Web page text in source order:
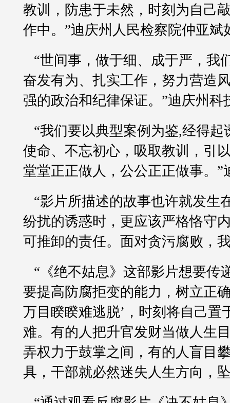
教训，防患于未然，时刻为自己
作中。”迪庆州人民检察院仲亚斌
“世间事，做于细、成于严，我
奋发有为、扎实工作，努力营造
强的政治和纪律保证。”迪庆州科
“我们要以典型案例为鉴,经得起
使命、不忘初心，吸取教训，引
堂堂正正做人，公公正正做事。
“影片所描述的故事也许就发生
纷扰的诱惑时，更应该严格恪守
可推卸的责任。面对贪污腐败，
“《绝不姑息》这部影片想要传
要提高防腐拒变的能力，树立正
万目睽睽难逃脱’，时刻将自己
难。有的人把升官发财当做人生
弄权力于鼓掌之间，有的人盲目
具，干部就必然迷失人生方向，